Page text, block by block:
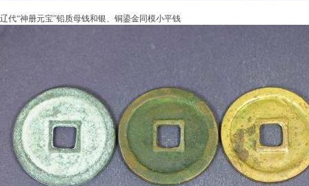
辽代“神册元宝”铅质母钱和银、铜鎏金同模小平钱